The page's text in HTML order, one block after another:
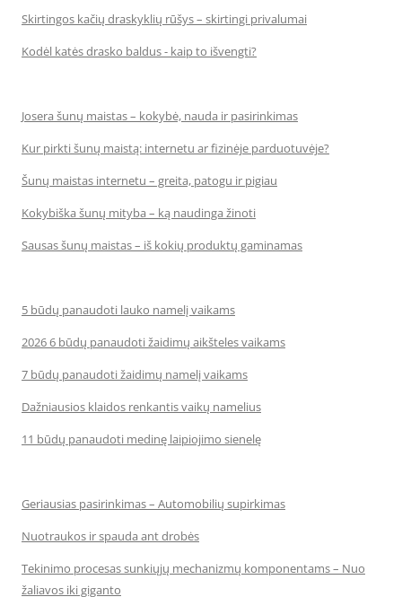
Skirtingos kačių draskyklių rūšys – skirtingi privalumai
Kodėl katės drasko baldus - kaip to išvengti?
Josera šunų maistas – kokybė, nauda ir pasirinkimas
Kur pirkti šunų maistą: internetu ar fizinėje parduotuvėje?
Šunų maistas internetu – greita, patogu ir pigiau
Kokybiška šunų mityba – ką naudinga žinoti
Sausas šunų maistas – iš kokių produktų gaminamas
5 būdų panaudoti lauko namelį vaikams
2026 6 būdų panaudoti žaidimų aikšteles vaikams
7 būdų panaudoti žaidimų namelį vaikams
Dažniausios klaidos renkantis vaikų namelius
11 būdų panaudoti medinę laipiojimo sienelę
Geriausias pasirinkimas – Automobilių supirkimas
Nuotraukos ir spauda ant drobės
Tekinimo procesas sunkiųjų mechanizmų komponentams – Nuo
žaliavos iki giganto